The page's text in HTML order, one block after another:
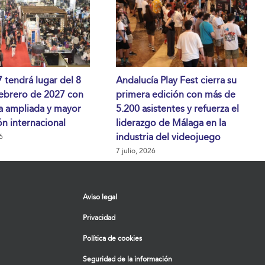
tendrá lugar del 8
de 2027 con
ampliada y mayor
internacional
Andalucía Play Fest cierra su
primera edición con más de
5.200 asistentes y refuerza el
liderazgo de Málaga en la
industria del videojuego
7 julio, 2026
Aviso legal
Privacidad
Política de cookies
Seguridad de la información